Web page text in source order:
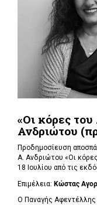
«Οι κόρες
Ανδριώτου
Προδημοσίευση
Α. Ανδριώτου «Οι
18 Ιουλίου από τις
Επιμέλεια: Κώστας
Ο Παναγής